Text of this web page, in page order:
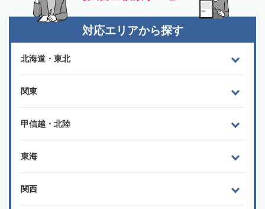
対応エリアから探す
北海道・東北
関東
甲信越・北陸
東海
関西